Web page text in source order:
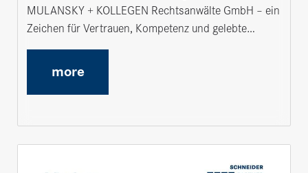
MULANSKY + KOLLEGEN Rechtsanwälte GmbH – ein
Zeichen für Vertrauen, Kompetenz und gelebte…
more